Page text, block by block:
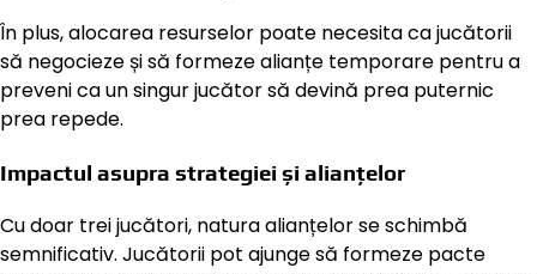
În plus, alocarea resurselor poate necesita ca jucătorii
să negocieze și să formeze alianțe temporare pentru a
preveni ca un singur jucător să devină prea puternic
prea repede.
Impactul asupra strategiei și alianțelor
Cu doar trei jucători, natura alianțelor se schimbă
semnificativ. Jucătorii pot ajunge să formeze pacte